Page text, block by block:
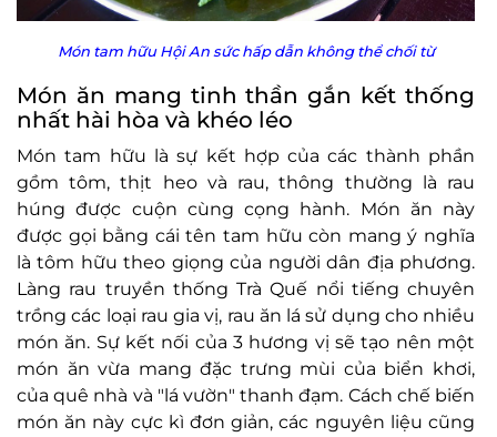
Món tam hữu Hội An sức hấp dẫn không thể chối từ
Món ăn mang tinh thần gắn kết thống
nhất hài hòa và khéo léo
Món tam hữu là sự kết hợp của các thành phần
gồm tôm, thịt heo và rau, thông thường là rau
húng được cuộn cùng cọng hành. Món ăn này
được gọi bằng cái tên tam hữu còn mang ý nghĩa
là tôm hữu theo giọng của người dân địa phương.
Làng rau truyền thống Trà Quế nổi tiếng chuyên
trồng các loại rau gia vị, rau ăn lá sử dụng cho nhiều
món ăn. Sự kết nối của 3 hương vị sẽ tạo nên một
món ăn vừa mang đặc trưng mùi của biển khơi,
của quê nhà và "lá vườn" thanh đạm. Cách chế biến
món ăn này cực kì đơn giản, các nguyên liệu cũng